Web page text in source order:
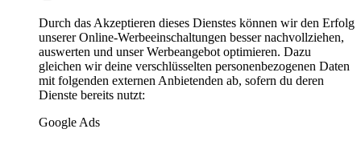
Durch das Akzeptieren dieses Dienstes können wir den Erfolg
unserer Online-Werbeeinschaltungen besser nachvollziehen,
auswerten und unser Werbeangebot optimieren. Dazu
gleichen wir deine verschlüsselten personenbezogenen Daten
mit folgenden externen Anbietenden ab, sofern du deren
Dienste bereits nutzt:
Google Ads